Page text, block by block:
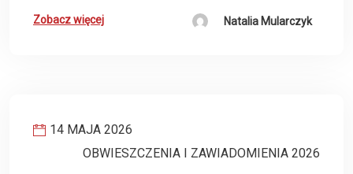
Zobacz więcej Natalia Mularczyk
14 MAJA 2026
OBWIESZCZENIA I ZAWIADOMIENIA 2026